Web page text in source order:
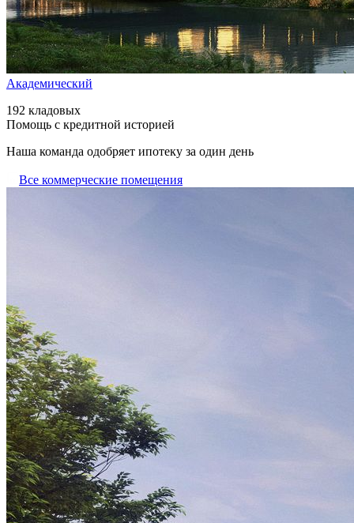
Академический
192 кладовых
Помощь с кредитной историей
Наша команда одобряет ипотеку за один день
Все коммерческие помещения